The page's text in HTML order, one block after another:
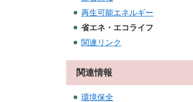
再生可能エネルギー
省エネ・エコライフ
関連リンク
関連情報
環境保全